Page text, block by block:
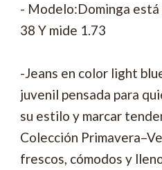
- Modelo:Dominga está
38 Y mide 1.73
-Jeans en color light
juvenil pensada para
su estilo y marcar
Colección
frescos, cómodos y